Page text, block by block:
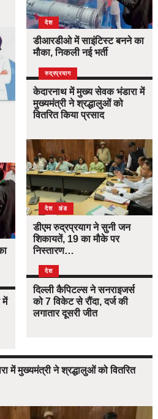
में
देश
डीआरडीओ में साइंटिस्ट बनने का
मौका, निकली नई भर्ती
उत्तराखंड
देश
रुद्रप्रयाग
केदारनाथ में मुख्य सेवक भंडारा में
मुख्यमंत्री ने श्रद्धालुओं को
वितरित किया प्रसाद
उत्तराखंड
देश
डीएम रुद्रप्रयाग ने सुनी जन
शिकायतें, 19 का मौके पर
निस्तारण…
देश
दिल्ली कैपिटल्स ने सनराइजर्स
को 7 विकेट से रौंदा, दर्ज की
लगातार दूसरी जीत
में मुख्यमंत्री ने श्रद्धालुओं को वितरित